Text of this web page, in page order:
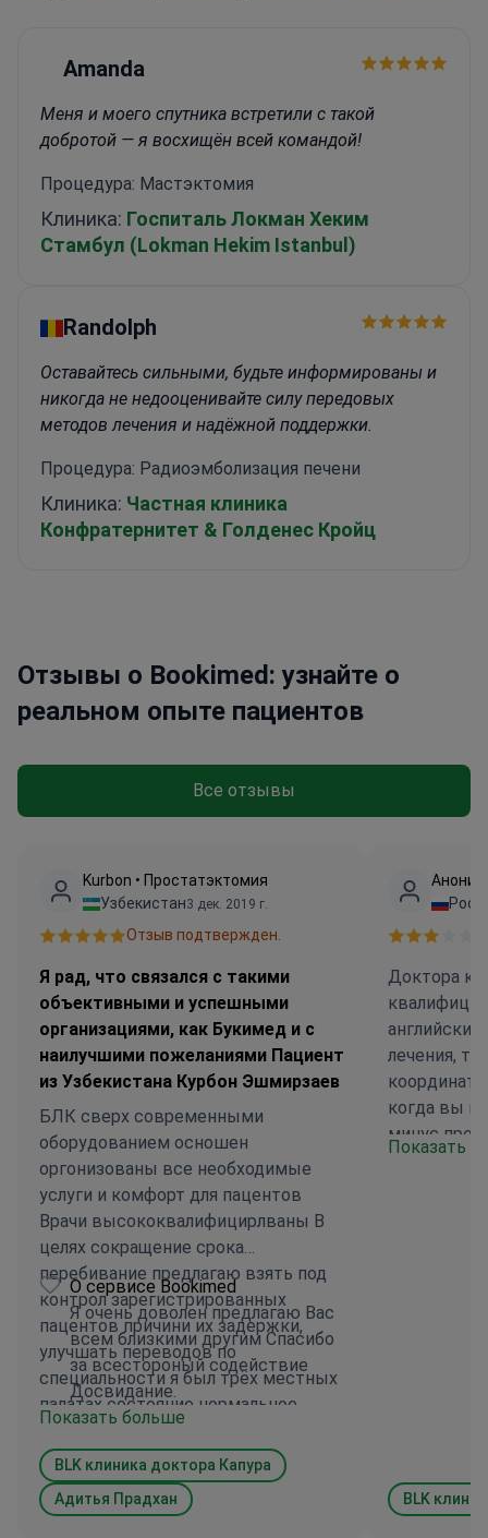
Amanda
Меня и моего спутника встретили с такой
добротой — я восхищён всей командой!
Процедура: Мастэктомия
Клиника: Госпиталь Локман Хеким
Стамбул (Lokman Hekim Istanbul)
Randolph
Оставайтесь сильными, будьте информированы и
никогда не недооценивайте силу передовых
методов лечения и надёжной поддержки.
Процедура: Радиоэмболизация печени
Клиника: Частная клиника
Конфратернитет & Голденес Кройц
Отзывы о Bookimed: узнайте о
реальном опыте пациентов
Все отзывы
Kurbon • Простатэктомия
Узбекистан3 дек. 2019 г.
Отзыв подтвержден.
Я рад, что связался с такими
объективными и успешными
организациями, как Букимед и с
наилучшими пожеланиями Пациент
из Узбекистана Курбон Эшмирзаев
БЛК сверх современными
оборудованием осношен
оргонизованы все необходимые
услуги и комфорт для пацентов
Врачи высококвалифицирлваны В
целях сокращение срока
перебивание предлагаю взять под
контрол зарегистрированных
пацентов причини их задержки,
улучшать переводов по
специальности я был трёх местных
палатах состояние нормальное
высоко
квалифицированный,вежливийи
внимательный Спасибо ему за
О сервисе Bookimed
Я очень доволен предлагаю Вас
всем близкими другим Спасибо
за всестороный содействие
Досвидание.
Показать больше
BLK клиника доктора Капура
Адитья Прадхан
Доктора
английски
лечения, то
когда вы в
минус
страны не
Показать
BLK